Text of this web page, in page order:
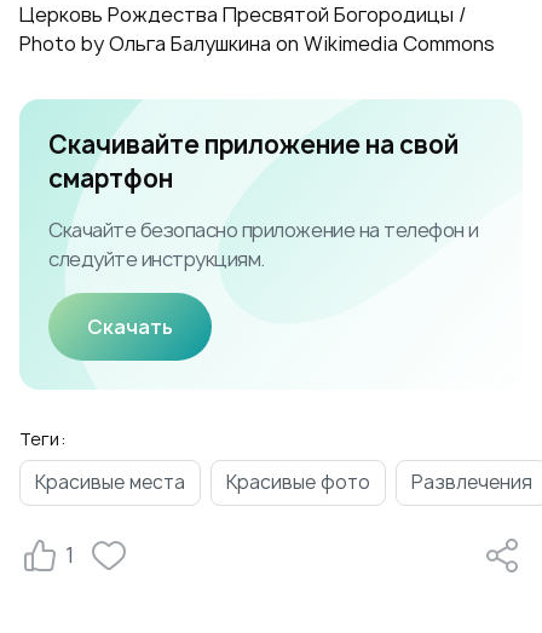
Церковь Рождества Пресвятой Богородицы /
Photo by Ольга Балушкина on Wikimedia Commons
Скачивайте приложение на свой
смартфон
Скачайте безопасно приложение на телефон и
следуйте инструкциям.
Скачать
Теги:
Красивые места Красивые фото Развлечения
1